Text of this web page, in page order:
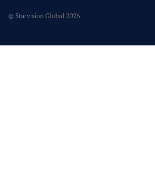
© Starvision Global 2026